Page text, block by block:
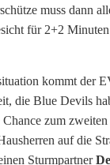
muss dann
für 2+2
kommt der
die Blue Devils
Chance zum
auf die
Sturmpartner